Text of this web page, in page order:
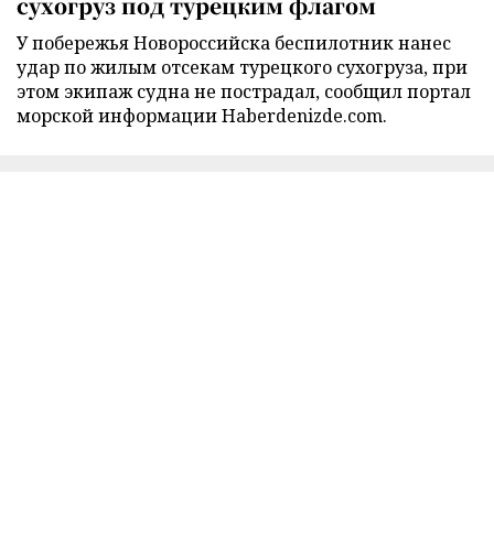
У побережья Новороссийска беспилотник нанес
удар по жилым отсекам турецкого сухогруза, при
этом экипаж судна не пострадал, сообщил портал
морской информации Haberdenizde.com.